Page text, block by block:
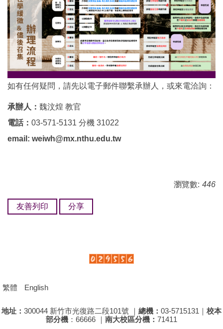
如有任何疑問，請先以電子郵件聯繫承辦人，或來電洽詢：
承辦人： 魏汶煌 教官
電話： 03-571-5131 分機 31022
email: weiwh@mx.nthu.edu.tw
瀏覽數: 446
友善列印 分享
繁體 English
地址： 300044 新竹市光復路二段101號 ｜ 總機： 03-5715131｜ 校本
部分機 ：66666 ｜ 南大校區分機： 71411